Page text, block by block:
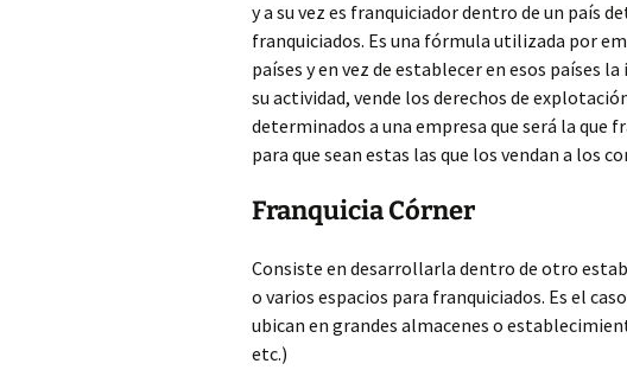
y a su vez es franquiciador dentro de un país
franquiciados. Es una fórmula utilizada por
países y en vez de establecer en esos países
su actividad, vende los derechos de
determinados a una empresa que será la que
para que sean estas las que los vendan a los
Franquicia Córner
Consiste en desarrollarla dentro de otro
o varios espacios para franquiciados. Es el
ubican en grandes almacenes o
etc.)